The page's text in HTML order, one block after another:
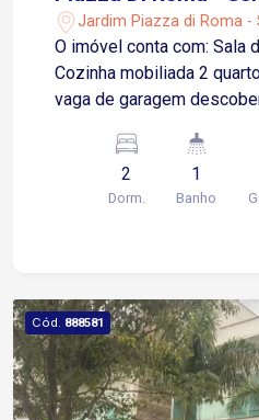
Jardim Piazza di Roma -
O imóvel conta com: Sala
Cozinha mobiliada 2
vaga de garagem descoberta
Localizado no Jardim
região residencial e bem
Sorocaba, com fácil
2
Dorm.
1
Banho
Cód. 888581